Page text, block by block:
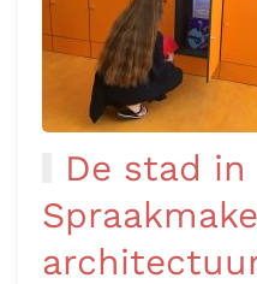
De stad in